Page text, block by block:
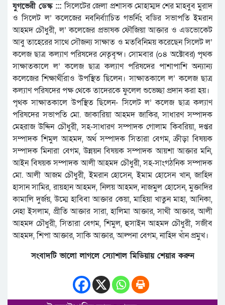
যুগভেরী ডেস্ক :::সিলেটের জেলা প্রশাসক মোহাম্মদ শের মাহবুব মুরাদ
ও সিলেট ল’ কলেজের নবনির্বাাচিত গভর্নিং বডির সভাপতি ইমরান
আহমদ চৌধুরী, ল’ কলেজের প্রভাষক ফৌজিয়া আক্তার ও এডভোকেট
আবু তাহেরের সাথে সৌজন্য সাক্ষাত ও মতবিনিময় করেছেন সিলেট ল’
কলেজ ছাত্র কল্যাণ পরিষদের নেতৃবৃন্দ। সোমবার (০৪ অক্টোবর) পৃথক
সাক্ষাতকালে ল’ কলেজ ছাত্র কল্যাণ পরিষদের পাশাপাশি অন্যান্য
কলেজের শিক্ষার্থীরাও উপস্থিত ছিলেন। সাক্ষাতকালে ল’ কলেজ ছাত্র
কল্যাণ পরিষদের পক্ষ থেকে তাদেরকে ফুলেল শুভেচ্ছা প্রদান করা হয়।
পৃথক সাক্ষাতকালে উপস্থিত ছিলেন- সিলেট ল’ কলেজ ছাত্র কল্যাণ
পরিষদের সভাপতি মো. জাকারিয়া আহমদ জাকির, সাধারণ সম্পাদক
মেহরাজ উদ্দিন চৌধুরী, সহ-সাধারণ সম্পাদক গোলাম কিবরিয়া, দপ্তর
সম্পাদক শিমুল আহমদ, অর্থ সম্পাদক সিতারা বেগম, ক্রীড়া বিষয়ক
সম্পাদক মিনারা বেগম, উন্নয়ন বিষয়ক সম্পাদক আয়শা আক্তার মনি,
আইন বিষয়ক সম্পাদক আলী আহমদ চৌধুরী, সহ-সাংগঠনিক সম্পাদক
মো. আলী আজম চৌধুরী, ইমরান হোসেন, ইমাম হোসেন খান, জাহিদ
হাসান সামির, রায়হান আহমদ, নিলয় আহমদ, নাজমুল হোসেন, মুক্তাদির
কামালি দুর্জয়, উম্মে হাবিবা আক্তার কেয়া, মাহিয়া খাতুন মাহা, আনিকা,
নেহা ইসলাম, প্রীতি আক্তার সারা, হালিমা আক্তার, সাথী আক্তার, আলী
আহমদ চৌধুরী, সিতারা বেগম, শিমুল, হুসাইন আহমদ চৌধুরী, সজীব
আহমদ, শিপা আক্তার, সাকি আক্তার, আল্পনা বেগম, নাহিদ খাঁন প্রমুখ।
সংবাদটি ভালো লাগলে স্যোশাল মিডিয়ায় শেয়ার করুন